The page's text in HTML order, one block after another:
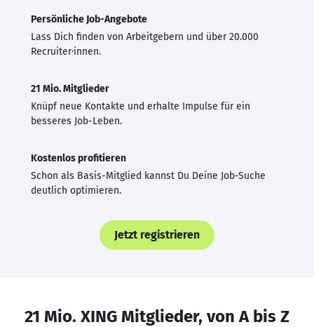
Persönliche Job-Angebote
Lass Dich finden von Arbeitgebern und über 20.000
Recruiter·innen.
21 Mio. Mitglieder
Knüpf neue Kontakte und erhalte Impulse für ein
besseres Job-Leben.
Kostenlos profitieren
Schon als Basis-Mitglied kannst Du Deine Job-Suche
deutlich optimieren.
Jetzt registrieren
21 Mio. XING Mitglieder, von A bis Z